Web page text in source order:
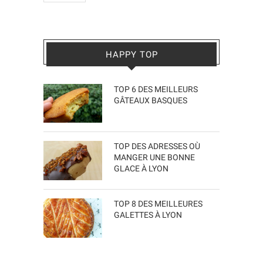
HAPPY TOP
TOP 6 DES MEILLEURS
GÂTEAUX BASQUES
TOP DES ADRESSES OÙ
MANGER UNE BONNE
GLACE À LYON
TOP 8 DES MEILLEURES
GALETTES À LYON